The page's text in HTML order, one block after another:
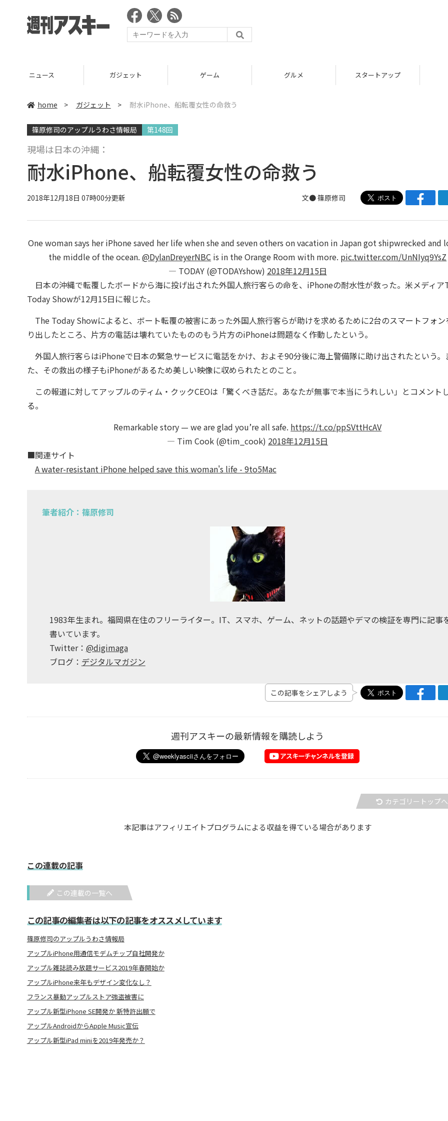
ニュース ガジェット ゲーム グルメ スタートアップ
home > ガジェット > 耐水iPhone、船転覆女性の命救う
篠原修司のアップルうわさ情報局 第148回
現場は日本の沖縄：
耐水iPhone、船転覆女性の命救う
2018年12月18日 07時00分更新 文● 篠原修司
One woman says her iPhone saved her life when she and seven others on vacation in Japan got shipwrecked and
the middle of the ocean.@DylanDreyerNBC is in the Orange Room with more. pic.twitter.com/UnNIyq9YsZ
— TODAY (@TODAYshow) 2018年12月15日
日本の沖縄で転覆したボードから海に投げ出された外国人旅行客らの命を、iPhoneの耐水性が救った。米メディア
Today Showが12月15日に報じた。
The Today Showによると、ボート転覆の被害にあった外国人旅行客らが助けを求めるために2台のスマートフォン
り出したところ、片方の電話は壊れていたもののもう片方のiPhoneは問題なく作動したという。
外国人旅行客らはiPhoneで日本の緊急サービスに電話をかけ、およそ90分後に海上警備隊に助け出されたという。
た、その救出の様子もiPhoneがあるため美しい映像に収められたとのこと。
この報道に対してアップルのティム・クックCEOは「驚くべき話だ。あなたが無事で本当にうれしい」とコメント
る。
Remarkable story — we are glad you’re all safe. https://t.co/ppSVttHcAV
— Tim Cook (@tim_cook) 2018年12月15日
■関連サイト
A water-resistant iPhone helped save this woman's life - 9to5Mac
筆者紹介：篠原修司
1983年生まれ。福岡県在住のフリーライター。IT、スマホ、ゲーム、ネットの話題やデマの検証を専門に記事
書いています。
Twitter： @digimaga
ブログ： デジタルマガジン
この記事をシェアしよう
週刊アスキーの最新情報を購読しよう
カテゴリートップへ
本記事はアフィリエイトプログラムによる収益を得ている場合があります
この連載の記事
この連載の一覧へ
この記事の編集者は以下の記事をオススメしています
篠原修司のアップルうわさ情報局
アップルiPhone用通信モデムチップ自社開発か
アップル雑誌読み放題サービス2019年春開始か
アップルiPhone来年もデザイン変化なし？
フランス暴動アップルストア強盗被害に
アップル新型iPhone SE開発か 新特許出願で
アップルAndroidからApple Music宣伝
アップル新型iPad miniを2019年発売か？